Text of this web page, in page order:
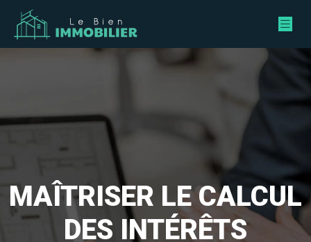
MAÎTRISER LE CALCUL
DES INTÉRÊTS